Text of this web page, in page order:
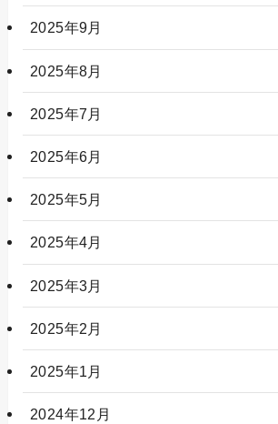
2025年9月
2025年8月
2025年7月
2025年6月
2025年5月
2025年4月
2025年3月
2025年2月
2025年1月
2024年12月